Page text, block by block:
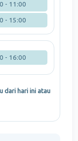
- 11:00
- 15:00
- 16:00
dari hari ini atau